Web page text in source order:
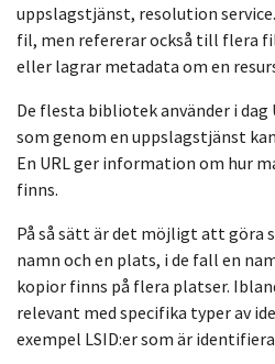
uppslagstjänst, resolution
fil, men refererar också till flera
eller lagrar metadata om en
De flesta bibliotek använder i
som genom en uppslagstjänst
En URL ger information om hur
finns.
På så sätt är det möjligt att göra
namn och en plats, i de fall en
kopior finns på flera platser.
relevant med specifika typer av
exempel LSID:er som är